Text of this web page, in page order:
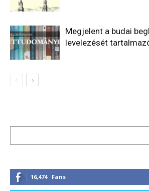
Megjelent a budai
levelezését
16,474 Fans